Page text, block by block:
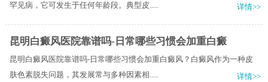
罕见病，它可发生于任何年龄段。典型皮.....
详情>>
昆明白癜风医院靠谱吗-日常哪些习惯会加重白癜
昆明白癜风医院靠谱吗-日常哪些习惯会加重白癜风？白癜风作为一种皮
肤色素脱失问题，其发展常与多种因素相.....
详情>>